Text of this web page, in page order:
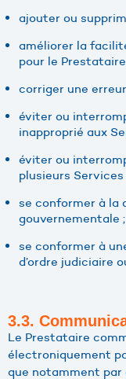
ajouter ou
améliorer la
pour le
corriger une
éviter ou
inapproprié aux
éviter ou
plusieurs Services
se conformer à la
gouvernementale ;
se conformer à
d’ordre judiciaire
3.3.
Le Prestataire
électroniquement
que notamment par